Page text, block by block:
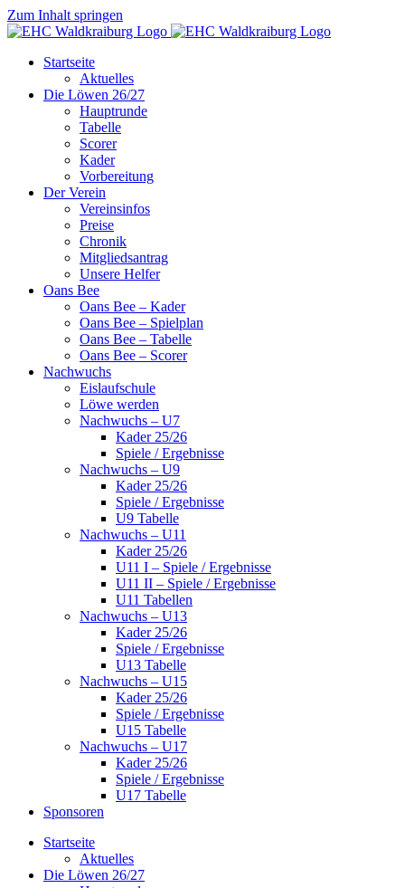
Zum Inhalt springen
Startseite
Aktuelles
Die Löwen 26/27
Hauptrunde
Tabelle
Scorer
Kader
Vorbereitung
Der Verein
Vereinsinfos
Preise
Chronik
Mitgliedsantrag
Unsere Helfer
Oans Bee
Oans Bee – Kader
Oans Bee – Spielplan
Oans Bee – Tabelle
Oans Bee – Scorer
Nachwuchs
Eislaufschule
Löwe werden
Nachwuchs – U7
Kader 25/26
Spiele / Ergebnisse
Nachwuchs – U9
Kader 25/26
Spiele / Ergebnisse
U9 Tabelle
Nachwuchs – U11
Kader 25/26
U11 I – Spiele / Ergebnisse
U11 II – Spiele / Ergebnisse
U11 Tabellen
Nachwuchs – U13
Kader 25/26
Spiele / Ergebnisse
U13 Tabelle
Nachwuchs – U15
Kader 25/26
Spiele / Ergebnisse
U15 Tabelle
Nachwuchs – U17
Kader 25/26
Spiele / Ergebnisse
U17 Tabelle
Sponsoren
Startseite
Aktuelles
Die Löwen 26/27